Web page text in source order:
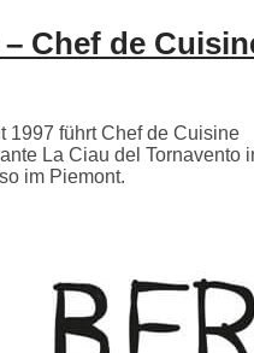
Chef de
führt Chef de Cuisine
La Ciau del Tornavento
im Piemont.